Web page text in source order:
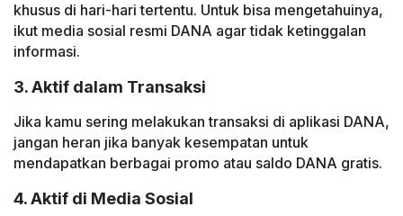
khusus di hari-hari tertentu. Untuk bisa mengetahuinya,
ikut media sosial resmi DANA agar tidak ketinggalan
informasi.
3. Aktif dalam Transaksi
Jika kamu sering melakukan transaksi di aplikasi DANA,
jangan heran jika banyak kesempatan untuk
mendapatkan berbagai promo atau saldo DANA gratis.
4. Aktif di Media Sosial